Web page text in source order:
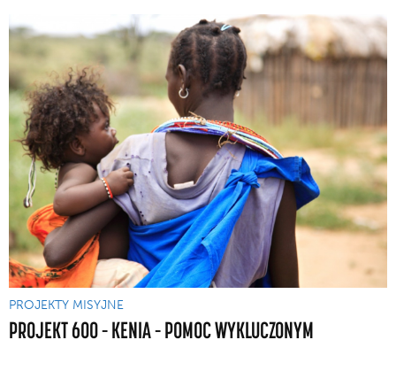
PROJEKTY MISYJNE
PROJEKT 600 – KENIA – POMOC WYKLUCZONYM